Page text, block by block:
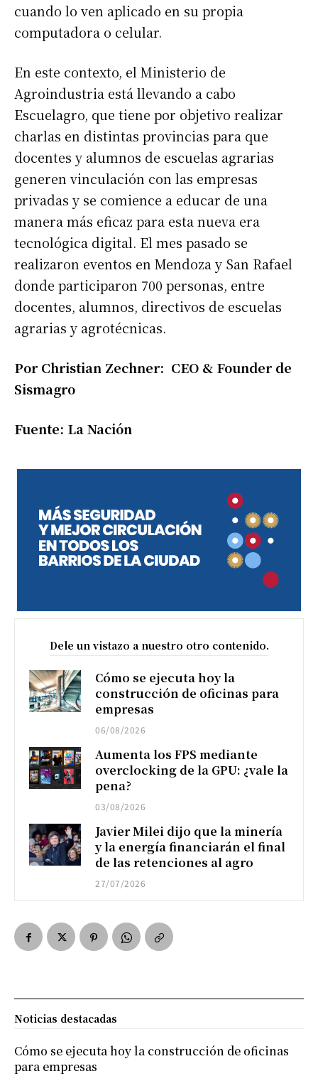
cuando lo ven aplicado en su propia
computadora o celular.
En este contexto, el Ministerio de
Agroindustria está llevando a cabo
Escuelagro, que tiene por objetivo realizar
charlas en distintas provincias para que
docentes y alumnos de escuelas agrarias
generen vinculación con las empresas
privadas y se comience a educar de una
manera más eficaz para esta nueva era
tecnológica digital. El mes pasado se
realizaron eventos en Mendoza y San Rafael
donde participaron 700 personas, entre
docentes, alumnos, directivos de escuelas
agrarias y agrotécnicas.
Por Christian Zechner: CEO & Founder de
Sismagro
Fuente: La Nación
Dele un vistazo a nuestro otro contenido.
Cómo se ejecuta hoy la
construcción de oficinas para
empresas
06/08/2026
Aumenta los FPS mediante
overclocking de la GPU: ¿vale la
pena?
03/08/2026
Javier Milei dijo que la minería
y la energía financiarán el final
de las retenciones al agro
27/07/2026
Noticias destacadas
Cómo se ejecuta hoy la construcción de oficinas
para empresas